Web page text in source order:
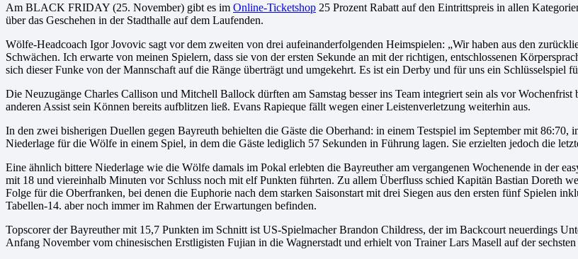
Am BLACK FRIDAY (25. November) gibt es im Online-Ticketshop 25 Prozent Rabatt auf den Eintrittspreis in allen
über das Geschehen in der Stadthalle auf dem Laufenden.
Wölfe-Headcoach Igor Jovovic sagt vor dem zweiten von drei aufeinanderfolgenden Heimspielen: „Wir haben aus den
Schwächen. Ich erwarte von meinen Spielern, dass sie von der ersten Sekunde an mit der richtigen, entschlossenen
sich dieser Funke von der Mannschaft auf die Ränge überträgt und umgekehrt. Es ist ein Derby und für uns ein Schlüsselspiel
Die Neuzugänge Charles Callison und Mitchell Ballock dürften am Samstag besser ins Team integriert sein als vor
anderen Assist sein Können bereits aufblitzen ließ. Evans Rapieque fällt wegen einer Leistenverletzung weiterhin aus.
In den zwei bisherigen Duellen gegen Bayreuth behielten die Gäste die Oberhand: in einem Testspiel im September mit
Niederlage für die Wölfe in einem Spiel, in dem die Gäste lediglich 57 Sekunden in Führung lagen. Sie erzielten jedoch die
Eine ähnlich bittere Niederlage wie die Wölfe damals im Pokal erlebten die Bayreuther am vergangenen Wochenende in der
mit 18 und viereinhalb Minuten vor Schluss noch mit elf Punkten führten. Zu allem Überfluss schied Kapitän Bastian Doreth
Folge für die Oberfranken, bei denen die Euphorie nach dem starken Saisonstart mit drei Siegen aus den ersten fünf Spielen
Tabellen-14. aber noch immer im Rahmen der Erwartungen befinden.
Topscorer der Bayreuther mit 15,7 Punkten im Schnitt ist US-Spielmacher Brandon Childress, der im Backcourt neuerdings
Anfang November vom chinesischen Erstligisten Fujian in die Wagnerstadt und erhielt von Trainer Lars Masell auf der